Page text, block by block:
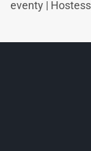
eventy |